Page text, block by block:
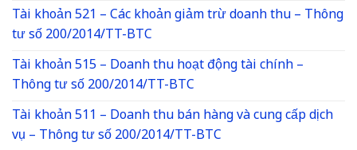
Tài khoản 521 – Các khoản giảm trừ doanh thu – Thông
tư số 200/2014/TT-BTC
Tài khoản 515 – Doanh thu hoạt động tài chính –
Thông tư số 200/2014/TT-BTC
Tài khoản 511 – Doanh thu bán hàng và cung cấp dịch
vụ – Thông tư số 200/2014/TT-BTC